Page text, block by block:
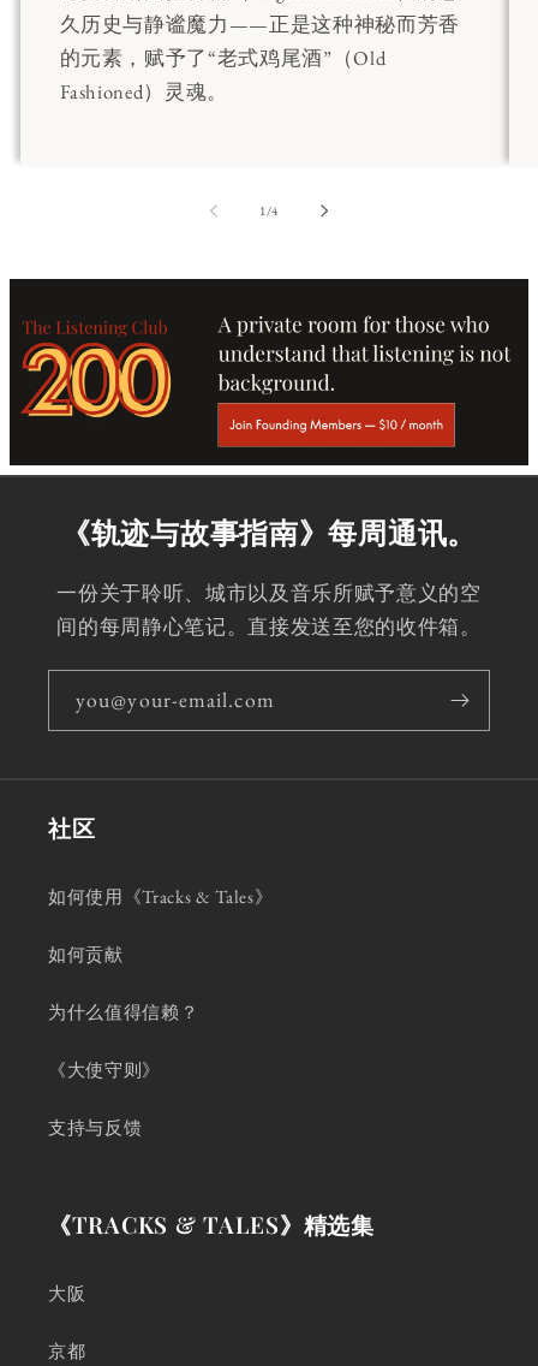
久历史与静谧魔力——正是这种神秘而芳香
的元素，赋予了“老式鸡尾酒”（Old
Fashioned）灵魂。
1/第
4
《轨迹与故事指南》每周通讯。
一份关于聆听、城市以及音乐所赋予意义的空
间的每周静心笔记。直接发送至您的收件箱。
you@your-email.com
社区
如何使用《Tracks & Tales》
如何贡献
为什么值得信赖？
《大使守则》
支持与反馈
《TRACKS & TALES》精选集
大阪
京都